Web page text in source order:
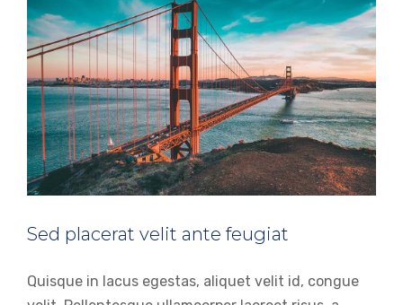
Sed placerat velit ante feugiat
Quisque in lacus egestas, aliquet velit id, congue